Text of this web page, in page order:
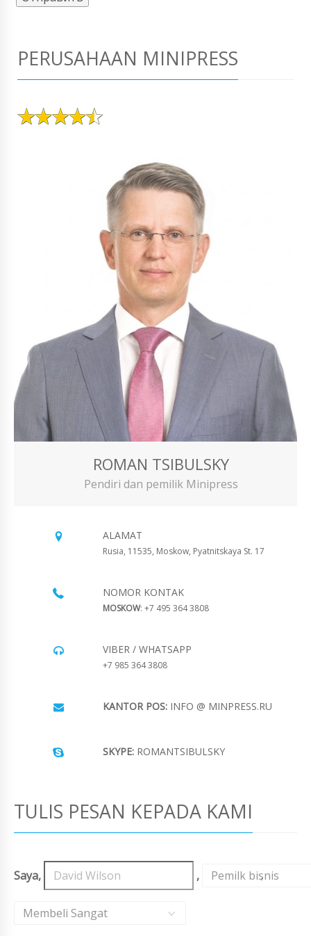
PERUSAHAAN MINIPRESS
ROMAN TSIBULSKY
Pendiri dan pemilik Minipress
ALAMAT
Rusia, 11535, Moskow, Pyatnitskaya St. 17
NOMOR KONTAK
MOSKOW: +7 495 364 3808
VIBER / WHATSAPP
+7 985 364 3808
KANTOR POS: INFO @ MINPRESS.RU
SKYPE: ROMANTSIBULSKY
TULIS PESAN KEPADA KAMI
Saya, , Pemilk bisnis
,
Membeli Sangat